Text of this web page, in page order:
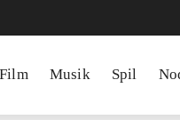
Film Musik Spil